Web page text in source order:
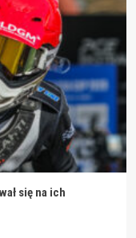
się na ich